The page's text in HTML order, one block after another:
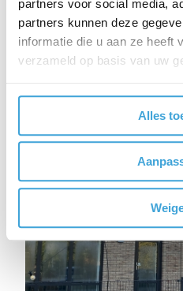
partners voor social media,
partners kunnen deze
informatie die u aan ze heeft
verzameld op basis van uw
Alles
2643 MC
015-